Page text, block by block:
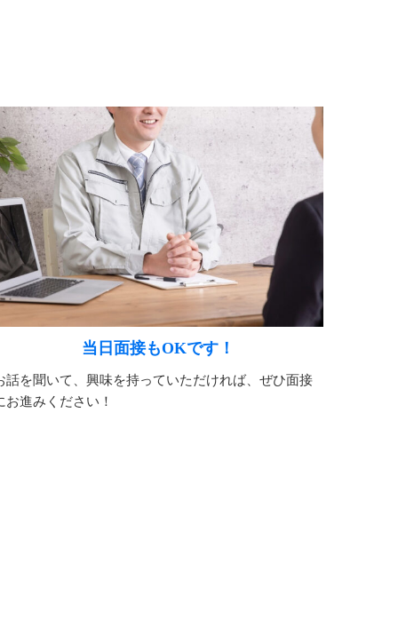
当日面接もOKです！
話を聞いて、興味を持っていただければ、ぜひ面接
お進みください！